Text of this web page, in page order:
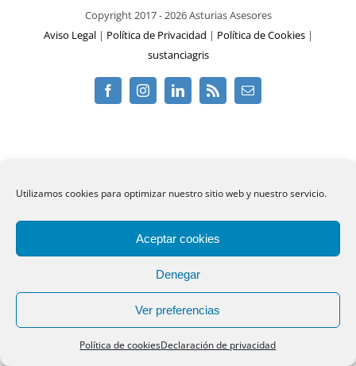
Utilizamos cookies para optimizar nuestro sitio web y nuestro servicio.
Aceptar cookies
Denegar
Ver preferencias
Política de cookiesDeclaración de privacidad
Copyright 2017 -2026 Asturias Asesores
Aviso Legal| Política de Privacidad | Política de Cookies|
sustanciagris
FacebookInstagramLinkedin Email